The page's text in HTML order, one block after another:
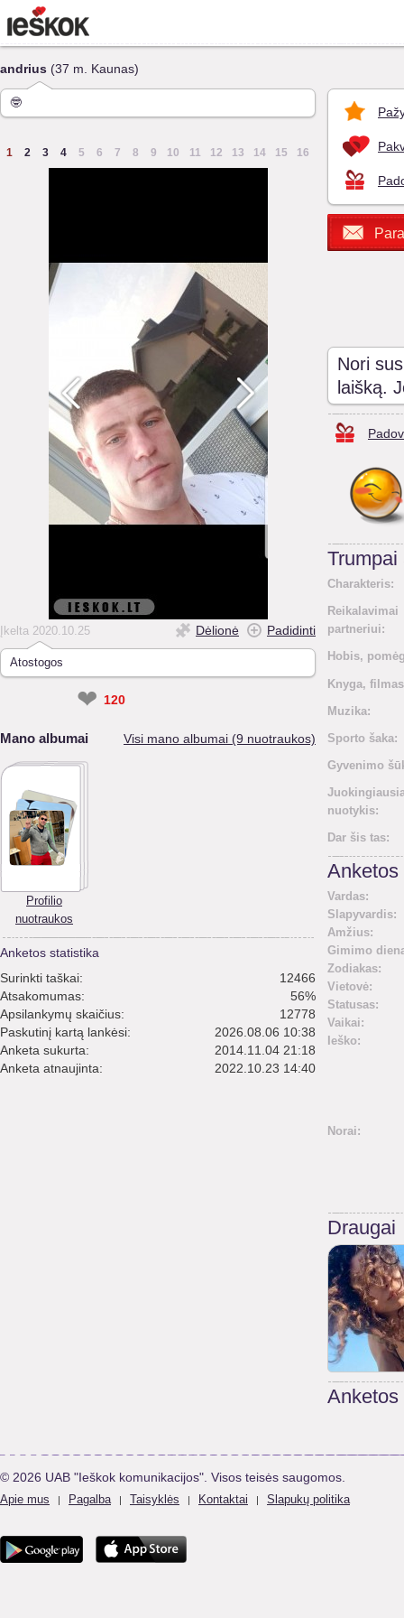
andrius (37 m. Kaunas)
🤓
1 2 3 4 5 6 7 8 9 10 11 12 13 14 15 16
Įkelta 2020.10.25 Dėlionė Padidinti
Atostogos
❤ 120
Mano albumai Visi mano albumai (9 nuotraukos)
Profilio
nuotraukos
Anketos statistika
Surinkti taškai:
12466
Atsakomumas:
56%
Apsilankymų skaičius:
12778
Paskutinį kartą lankėsi:
2026.08.06 10:38
Anketa sukurta:
2014.11.04 21:18
Anketa atnaujinta:
2022.10.23 14:40
Nori
laišką.
Trumpai
Charakteris:
Reikalavimai
partneriui:
Hobis,
Knyga,
Muzika:
Sporto šaka:
Gyvenimo
nuotykis:
Dar šis tas:
Anketos
Vardas:
Slapyvardis:
Amžius:
Gimimo
Zodiakas:
Vietovė:
Statusas:
Vaikai:
Ieško:
Norai:
Draugai
Anketos
© 2026 UAB "Ieškok komunikacijos". Visos teisės saugomos.
Apie mus | Pagalba | Taisyklės | Kontaktai | Slapukų politika